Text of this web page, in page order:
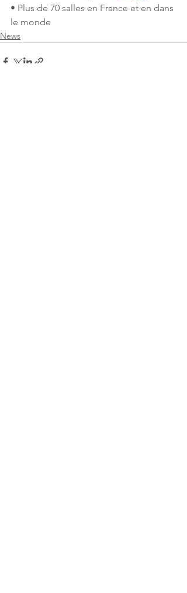
• Plus de 70 salles en France et en dans
le monde
News